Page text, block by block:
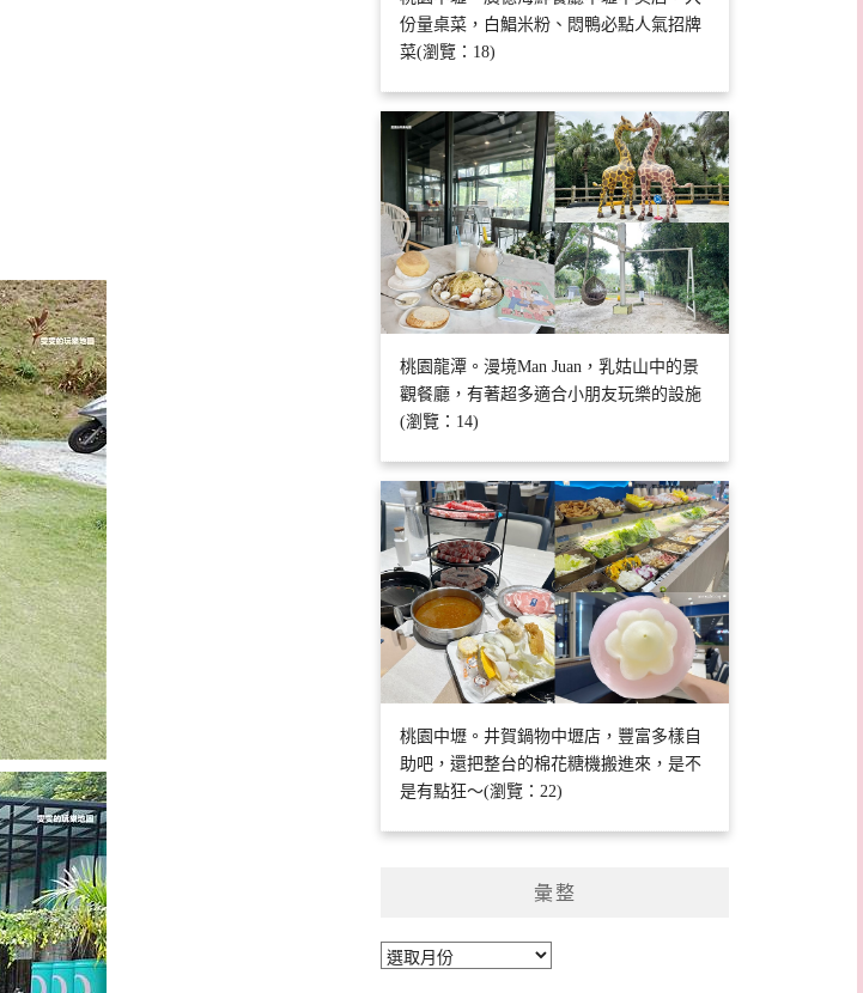
份量桌菜，白鯧米粉、悶鴨必點人氣招牌
菜(瀏覽：18)
桃園龍潭。漫境Man Juan，乳姑山中的景
觀餐廳，有著超多適合小朋友玩樂的設施
(瀏覽：14)
桃園中壢。井賀鍋物中壢店，豐富多樣自
助吧，還把整台的棉花糖機搬進來，是不
是有點狂～(瀏覽：22)
彙整
彙